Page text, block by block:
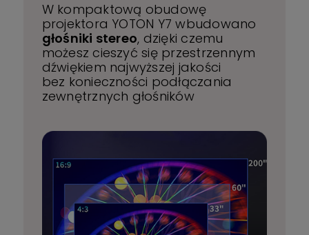
W kompaktową obudowę
projektora YOTON Y7 wbudowano
głośniki stereo, dzięki czemu
możesz cieszyć się przestrzennym
dźwiękiem najwyższej jakości
bez konieczności podłączania
zewnętrznych głośników